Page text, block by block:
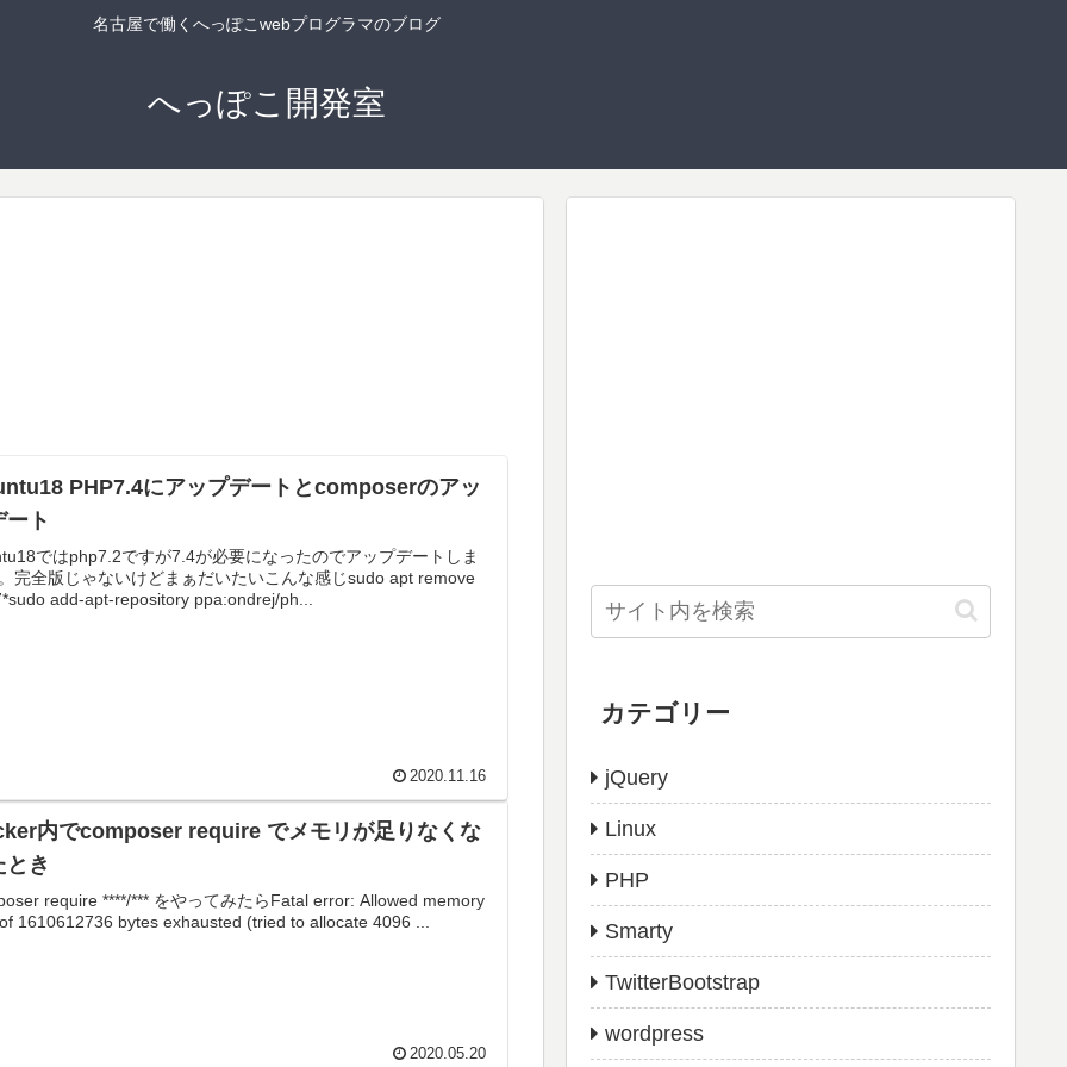
名古屋で働くへっぽこwebプログラマのブログ
へっぽこ開発室
PHP7.4にアップデートとcomposerのアッ
ート
ではphp7.2ですが7.4が必要になったのでアップデートしま
完全版じゃないけどまぁだいたいこんな感じsudo apt remove
add-apt-repository ppa:ondrej/ph...
2020.11.16
内でcomposer require でメモリが足りなくな
とき
require ****/*** をやってみたらFatal error: Allowed memory
1610612736 bytes exhausted (tried to allocate 4096 ...
2020.05.20
カテゴリー
jQuery
Linux
PHP
Smarty
TwitterBootstrap
wordpress